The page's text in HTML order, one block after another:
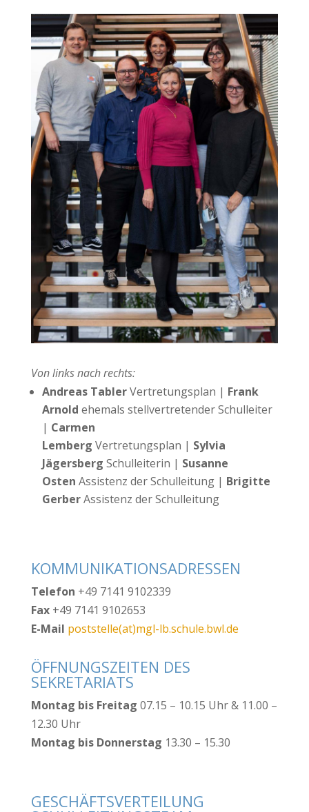
Von links nach rechts:
Andreas TablerVertretungsplan | Frank
Arnold ehemals stellvertretender Schulleiter
| Carmen
Lemberg Vertretungsplan | Sylvia
Jägersberg Schulleiterin | Susanne
Osten Assistenz der Schulleitung | Brigitte
GerberAssistenz der Schulleitung
KOMMUNIKATIONSADRESSEN
Telefon +49 7141 9102339
Fax+49 7141 9102653
E-Mail poststelle(at)mgl-lb.schule.bwl.de
ÖFFNUNGSZEITEN DES
SEKRETARIATS
Montag bis Freitag 07.15 – 10.15 Uhr & 11.00 –
12.30 Uhr
Montag bis Donnerstag 13.30 – 15.30
GESCHÄFTSVERTEILUNG